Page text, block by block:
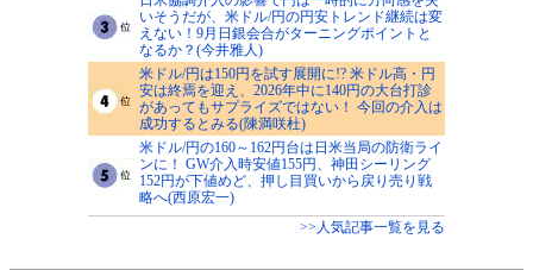
いそうだが、米ドル/円の円安トレンド継続は変
えない！9月日銀会合がターニングポイントと
なるか？(今井雅人)
米ドル/円は150円を試す展開に!? 米ドル高・円
安は終焉を迎え、2026年中に140円の大台打診
があってもサプライズではない！ 今回の介入は
成功するとみる(陳満咲杜)
米ドル/円の160～162円台は日米当局の防衛ライ
ンに！ GW介入時安値155円、神田シーリング
152円が下値めど、押し目買いから戻り売り戦
略へ(西原宏一)
>>人気記事一覧を見る